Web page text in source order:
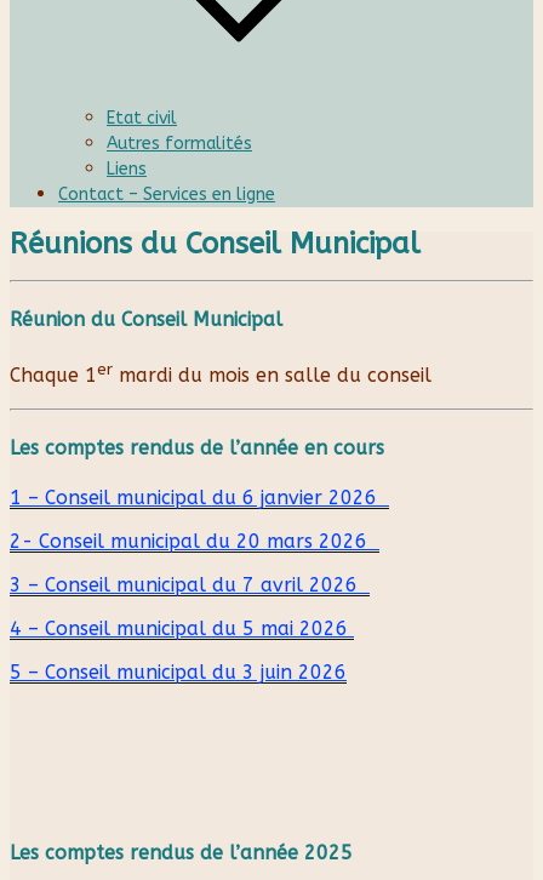
Etat civil
Autres formalités
Liens
Contact – Services en ligne
Réunions du Conseil Municipal
Réunion du Conseil Municipal
Chaque 1er mardi du mois en salle du conseil
Les comptes rendus de l’année en cours
1 – Conseil municipal du 6 janvier 2026
2- Conseil municipal du 20 mars 2026
3 – Conseil municipal du 7 avril 2026
4 – Conseil municipal du 5 mai 2026
5 – Conseil municipal du 3 juin 2026
Les comptes rendus de l’année 2025